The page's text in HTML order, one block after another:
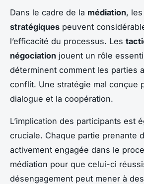
Dans le cadre de la médiation, les
stratégiques peuvent
l’efficacité du processus. Les
négociation jouent un rôle
déterminent comment les parties
conflit. Une stratégie mal conçue
dialogue et la coopération.
L’implication des participants est
cruciale. Chaque partie prenante
activement engagée dans le
médiation pour que celui-ci
désengagement peut mener à